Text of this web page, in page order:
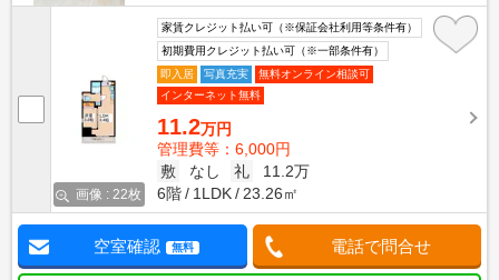
画像 : 22枚
家賃クレジット払い可（※保証会社利用等条件有）
初期費用クレジット払い可（※一部条件有）
即入居
写真充実
無料オンライン相談可
インターネット無料
11.2万円
管理費等：6,000円
敷
なし 礼
11.2万
6階
1LDK 23.26㎡
空室確認 無料 電話で問合せ